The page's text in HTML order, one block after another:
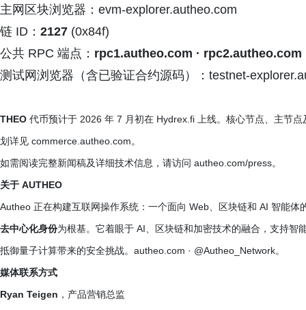
主网区块浏览器：evm-explorer.autheo.com
链 ID： 2127 (0x84f)
公共 RPC 端点： rpc1.autheo.com · rpc2.autheo.com
测试网浏览器（含已验证合约源码）：testnet-
THEO 代币预计于 2026 年 7 月初在 Hydrex.fi 上线。核心节点、主节
划详见 commerce.autheo.com。
如需阅读完整新闻稿及详细技术信息，请访问 autheo.com/press。
关于 AUTHEO
Autheo 正在构建互联网操作系统：一个面向 Web、区块链和 AI 智能体
去中心化身份为根基。它着眼于 AI、区块链和加密技术的融合，支持
抵御量子计算带来的安全挑战。autheo.com · @Autheo_Network。
媒体联系方式
Ryan Teigen ，产品营销总监